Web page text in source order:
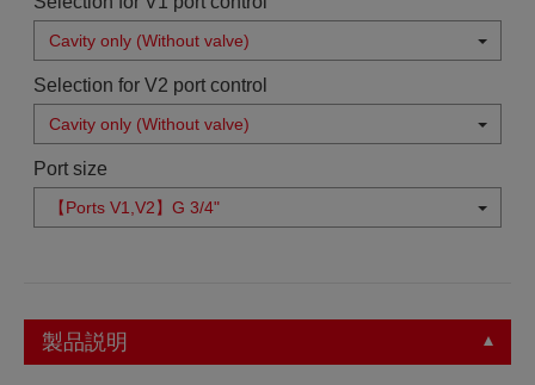
Cavity only (Without valve)
Selection for V2 port control
Cavity only (Without valve)
Port size
【Ports V1,V2】G 3/4"
製品説明